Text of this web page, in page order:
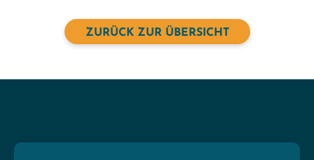
ZURÜCK ZUR ÜBERSICHT